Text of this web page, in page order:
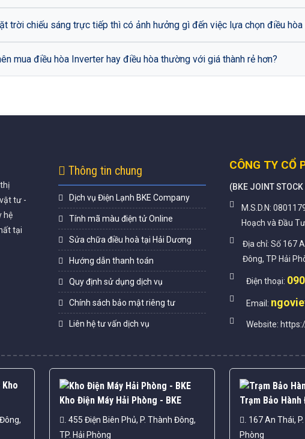
mua điều hòa Inverter hay điều hòa thường với giá thành rẻ hơn?
tư -
hệ
tại
CÔNG TY CỔ
(BKE JOINT STOCK
M.S.D.N:
Hoạch và Đầu
Địa chỉ: Số 167
Đông, TP Hải
Điện thoại:
Email:
Website:
Thông tin chung
Dịch vụ Điện Lạnh BKE Company
Tính mã màu điện tử Online
Sửa chữa điều hoà tại Hải Dương
Hướng dẫn thanh toán
Quy định sử dụng dịch vụ
Chính sách bảo mật riêng tư
Liên hệ tư vấn dịch vụ
Kho
Kho Điện Máy Hải Phòng - BKE
455 Điện Biên Phủ, P. Thành Đông,
TP. Hải Phòng
Trạm Bảo
167 An Thái,
Phòng